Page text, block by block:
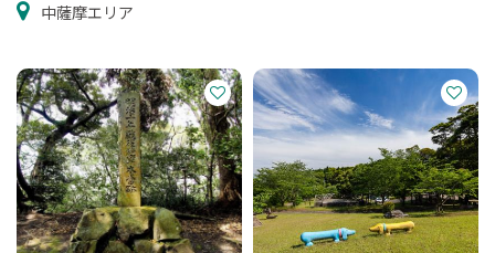
中薩摩エリア